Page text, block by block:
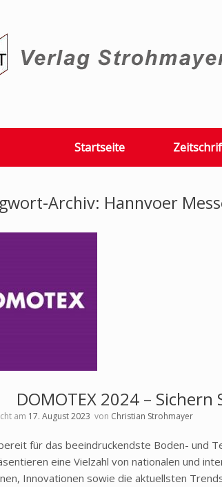
Startseite
Archiv: Hannvoer
DOMOTEX 2024 –
am 17. August 2023 von Christian Strohmayer
für das beeindruckendste Boden- und
eine Vielzahl von nationalen und
Innovationen sowie die aktuellsten